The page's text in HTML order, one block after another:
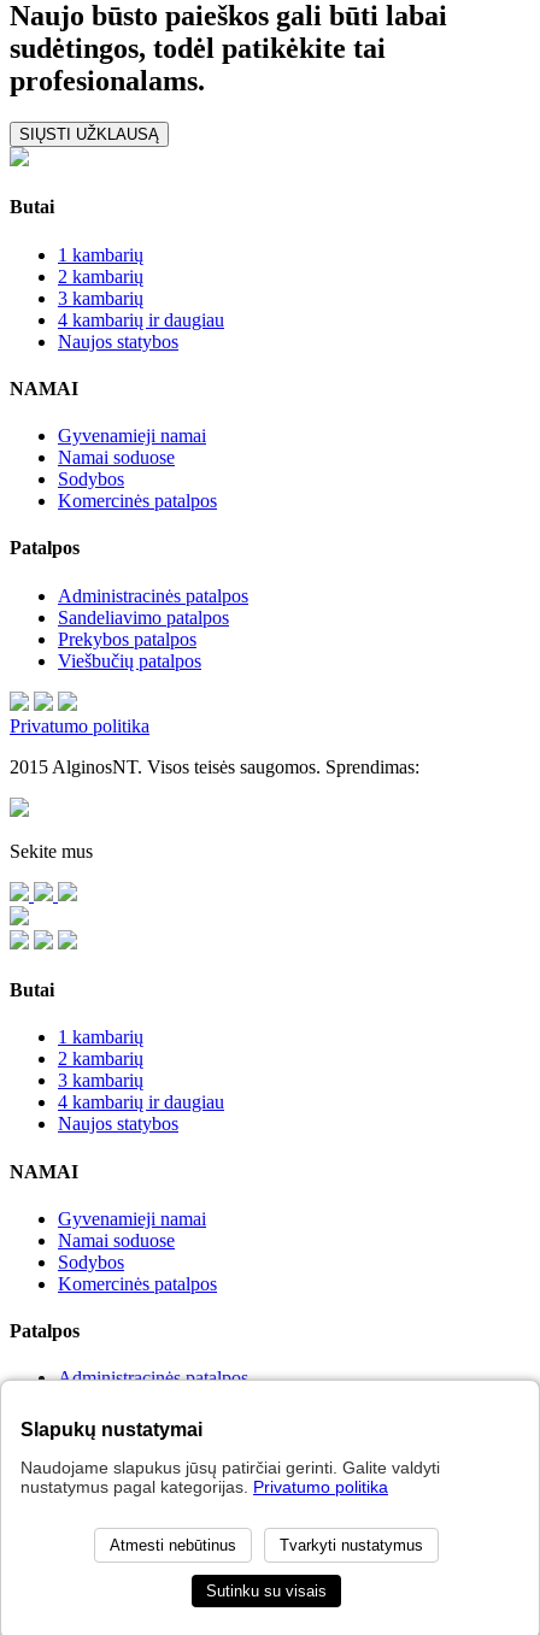
Naujo būsto paieškos gali būti labai
sudėtingos, todėl patikėkite tai
profesionalams.
SIŲSTI UŽKLAUSĄ
Butai
1 kambarių
2 kambarių
3 kambarių
4 kambarių ir daugiau
Naujos statybos
NAMAI
Gyvenamieji namai
Namai soduose
Sodybos
Komercinės patalpos
Patalpos
Administracinės patalpos
Sandeliavimo patalpos
Prekybos patalpos
Viešbučių patalpos
Privatumo politika
2015 AlginosNT. Visos teisės saugomos. Sprendimas:
Sekite mus
Butai
1 kambarių
2 kambarių
3 kambarių
4 kambarių ir daugiau
Naujos statybos
NAMAI
Gyvenamieji namai
Namai soduose
Sodybos
Komercinės patalpos
Patalpos
Administracinės patalpos
Prekybos patalpos
Viešbučių patalpos
2015 AlginosNT. Visos teisės saugomos. Sprendimas:
Slapukų nustatymai
Naudojame slapukus jūsų patirčiai gerinti. Galite valdyti
nustatymus pagal kategorijas. Privatumo politika
Atmesti nebūtinus Tvarkyti nustatymus
Sutinku su visais